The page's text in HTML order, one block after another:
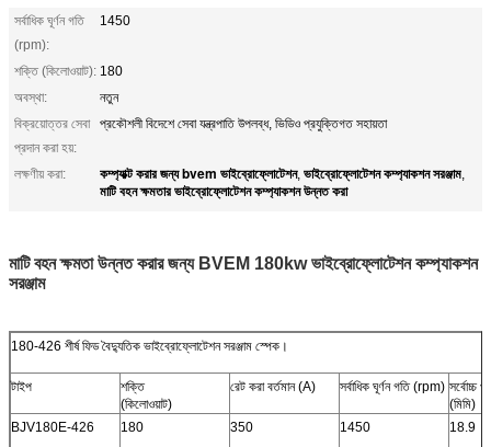
সর্বাধিক ঘূর্ণন গতি
(rpm):
1450
শক্তি (কিলোওয়াট): 180
অবস্থা:
নতুন
বিক্রয়োত্তর সেবা
প্রদান করা হয়:
প্রকৌশলী বিদেশে সেবা যন্ত্রপাতি উপলব্ধ, ভিডিও প্রযুক্তিগত সহায়তা
লক্ষণীয় করা: কম্প্যাক্ট করার জন্য bvem ভাইব্রোফ্লোটেশন, ভাইব্রোফ্লোটেশন কম্প্যাকশন সরঞ্জাম,
মাটি বহন ক্ষমতার ভাইব্রোফ্লোটেশন কম্প্যাকশন উন্নত করা
মাটি বহন ক্ষমতা উন্নত করার জন্য BVEM 180kw ভাইব্রোফ্লোটেশন কম্প্যাকশন
সরঞ্জাম
180-426 শীর্ষ ফিড বৈদ্যুতিক ভাইব্রোফ্লোটেশন সরঞ্জাম স্পেক।
টাইপ
শক্তি
(কিলোওয়াট)
রেট করা বর্তমান (A) সর্বাধিক ঘূর্ণন গতি (rpm) সর্বোচ্চ
(মিমি)
BJV180E-426
180 350 1450 18.9